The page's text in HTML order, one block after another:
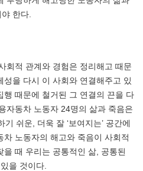
한다.
회적 관계와 경험은 정리해고 때문
을 다시 이 사회와 연결해주고 있
행 때문에 철거된 그 연결의 끈을 다
자동차 노동자 24명의 삶과 죽음은
기 쉬운, 더욱 잘 ‘보여지는’ 공간에
노동자의 해고와 죽음이 사회적
을 때 우리는 공통적인 삶, 공통된
을 것이다.